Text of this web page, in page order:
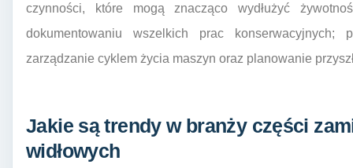
czynności, które mogą znacząco wydłużyć
dokumentowaniu wszelkich prac
zarządzanie cyklem życia maszyn oraz planowanie
Jakie są trendy w branży części
widłowych